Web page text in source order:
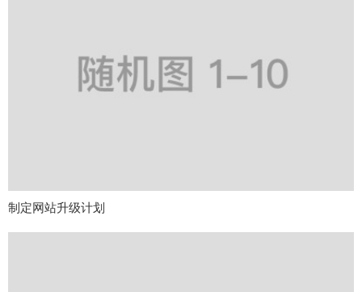
制定网站升级计划